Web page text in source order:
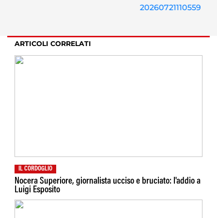
ARTICOLI CORRELATI
IL CORDOGLIO
Nocera Superiore, giornalista ucciso e bruciato: l'addio a
Luigi Esposito